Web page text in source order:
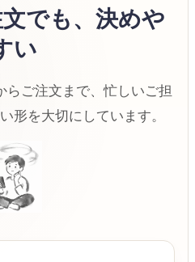
でも、決めや
い
らご注文まで、忙しいご担
形を大切にしています。